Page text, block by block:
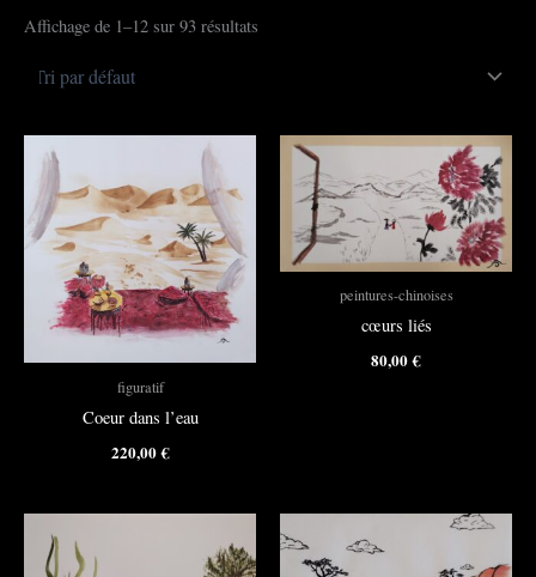
Affichage de 1–12 sur 93 résultats
figuratif
Coeur dans l’eau
220,00€
peintures-chinoises
cœurs liés
80,00€